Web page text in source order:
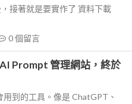
接著就是要實作了 資料下載
0個留言
AI Prompt 管理網站，終於
到的工具。像是 ChatGPT、